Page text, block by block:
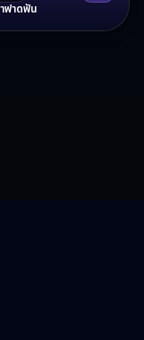
ฟาดฟัน